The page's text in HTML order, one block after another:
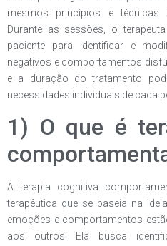
mesmos princípios e técnicas
Durante as sessões, o
paciente para identificar e
negativos e comportamentos
e a duração do tratamento
necessidades individuais de cada
1) O que é
A terapia cognitiva
terapêutica que se baseia na
emoções e comportamentos
aos outros. Ela busca